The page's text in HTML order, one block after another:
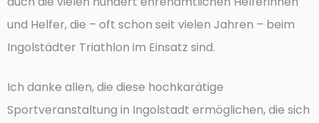
und Helfer, die – oft schon seit vielen Jahren – beim
Ingolstädter Triathlon im Einsatz sind.
Ich danke allen, die diese hochkarätige
Sportveranstaltung in Ingolstadt ermöglichen, die sich